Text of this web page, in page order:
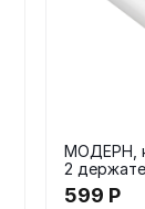
МОДЕРН,
2
см, белый
599 Р